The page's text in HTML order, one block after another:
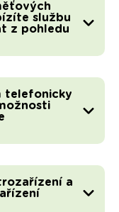
službu
z pohledu
telefonicky
a